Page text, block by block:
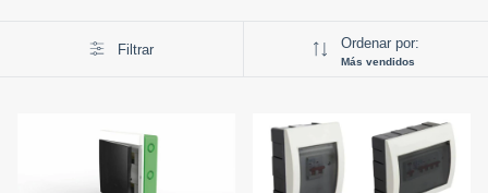
Filtrar Ordenar por:
Más vendidos